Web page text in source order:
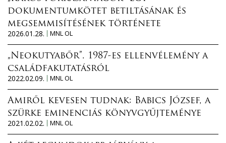
dokumentumkötet betiltásának és
megsemmisítésének története
2026.01.28.
MNL OL
„Neokutyabőr”. 1987-es ellenvélemény a
családfakutatásról
2022.02.09.
MNL OL
Amiről kevesen tudnak: Babics József, a
szürke eminenciás könyvgyűjteménye
2021.02.02.
MNL OL